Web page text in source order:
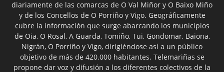
diariamente de las comarcas de O Val Miñor y O Baixo Miño
y de los Concellos de O Porriño y Vigo. Geográficamente
cubre la información que surge abarcando los municipios
de Oia, O Rosal, A Guarda, Tomiño, Tui, Gondomar, Baiona,
Nigrán, O Porriño y Vigo, dirigiéndose así a un público
objetivo de más de 420.000 habitantes. Telemariñas se
propone dar voz y difusión a los diferentes colectivos de la